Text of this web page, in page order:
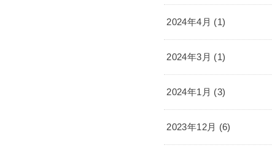
2024年4月 (1)
2024年3月 (1)
2024年1月 (3)
2023年12月 (6)